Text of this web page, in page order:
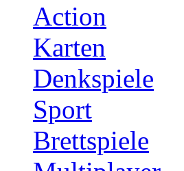
Action
Karten
Denkspiele
Sport
Brettspiele